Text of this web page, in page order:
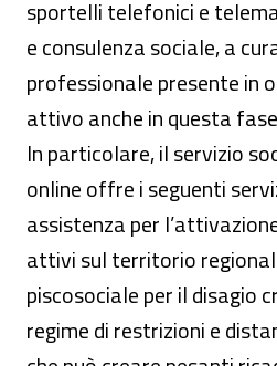
sportelli telefonici e
e consulenza sociale, a
professionale presente in
attivo anche in questa
In particolare, il servizio
online offre i seguenti
assistenza per
attivi sul territorio
piscosociale per il disagio
regime di restrizioni e